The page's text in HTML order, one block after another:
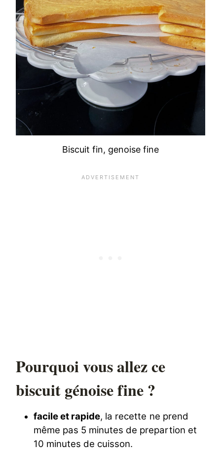
Biscuit fin, genoise fine
Pourquoi vous allez ce
biscuit génoise fine ?
facile et rapide, la recette ne prend
même pas 5 minutes de prepartion et
10 minutes de cuisson.